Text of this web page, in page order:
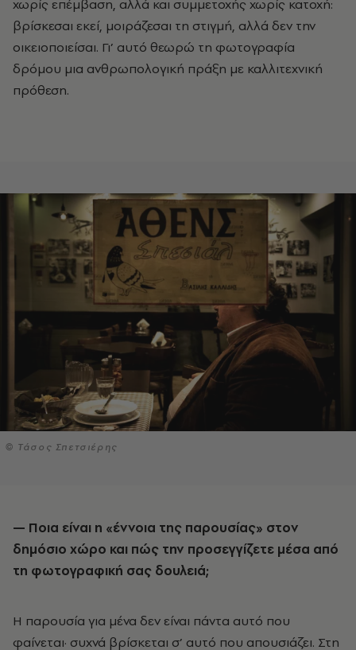
χωρίς επέμβαση, αλλά και συμμετοχής χωρίς κατοχή:
βρίσκεσαι εκεί, μοιράζεσαι τη στιγμή, αλλά δεν την
οικειοποιείσαι. Γι’ αυτό θεωρώ τη φωτογραφία
δρόμου μια ανθρωπολογική πράξη με καλλιτεχνική
πρόθεση.
© Τάσος Σπετσιέρης
— Ποια είναι η «έννοια της παρουσίας» στον
δημόσιο χώρο και πώς την προσεγγίζετε μέσα από
τη φωτογραφική σας δουλειά;
Η παρουσία για μένα δεν είναι πάντα αυτό που
φαίνεται· συχνά βρίσκεται σ’ αυτό που απουσιάζει. Στη